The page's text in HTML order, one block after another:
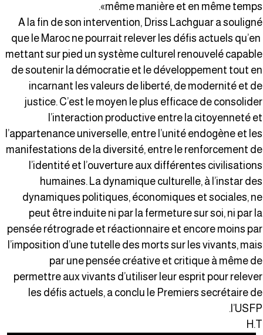
même manière et en même
A la fin de son intervention, Driss Lachguar a
que le Maroc ne pourrait relever les défis actuels
mettant sur pied un système culturel renouvelé
de soutenir la démocratie et le développement tout
incarnant les valeurs de liberté, de modernité et
justice. C’est le moyen le plus efficace de
l’interaction productive entre la citoyenneté
l’appartenance universelle, entre l’unité endogène et
manifestations de la diversité, entre le renforcement
l’identité et l’ouverture aux différentes
humaines. La dynamique culturelle, à l’instar
dynamiques politiques, économiques et sociales,
peut être induite ni par la fermeture sur soi, ni par
pensée rétrograde et réactionnaire et encore moins
l’imposition d’une tutelle des morts sur les vivants,
par une pensée créative et critique à même
permettre aux vivants d’utiliser leur esprit pour
les défis actuels, a conclu le Premiers secrétaire